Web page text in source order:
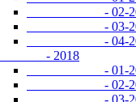
- 02-
- 03-
- 04-
- 2018
- 01-
- 02-
- 03-